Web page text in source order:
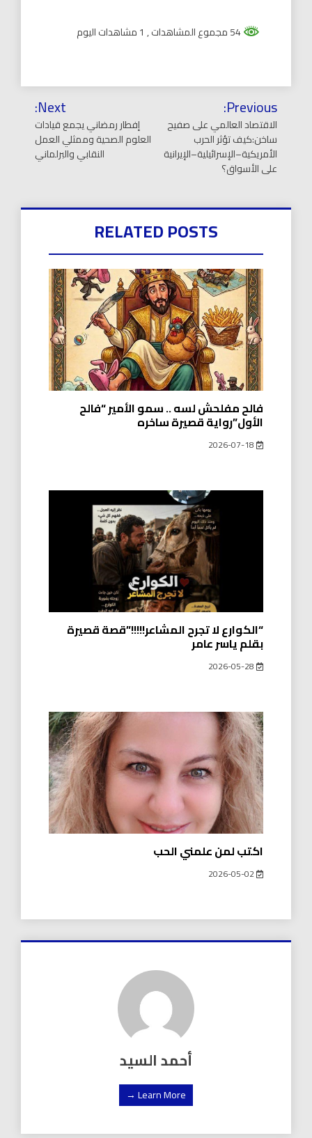
, 1 مشاهدات اليوم
تصفّح
المقالات
Previous:
الاقتصاد العالمي على صفيح
ساخن:كيف تؤثر الحرب
الأمريكية–الإسرائيلية–الإيرانية
على الأسواق؟
Next:
إفطار رمضاني يجمع قيادات
العلوم الصحية وممثلي العمل
النقابي والبرلماني
RELATED POSTS
فالح مفلحش لسه .. سمو الأمير “فالح
الأول”رواية قصيرة ساخره
“الكوارع لا تجرح المشاعر!!!!!”قصة قصيرة
بقلم ياسر عامر
اكتب لمن علمني الحب
2026-05-02
أحمد السيد
Learn More →